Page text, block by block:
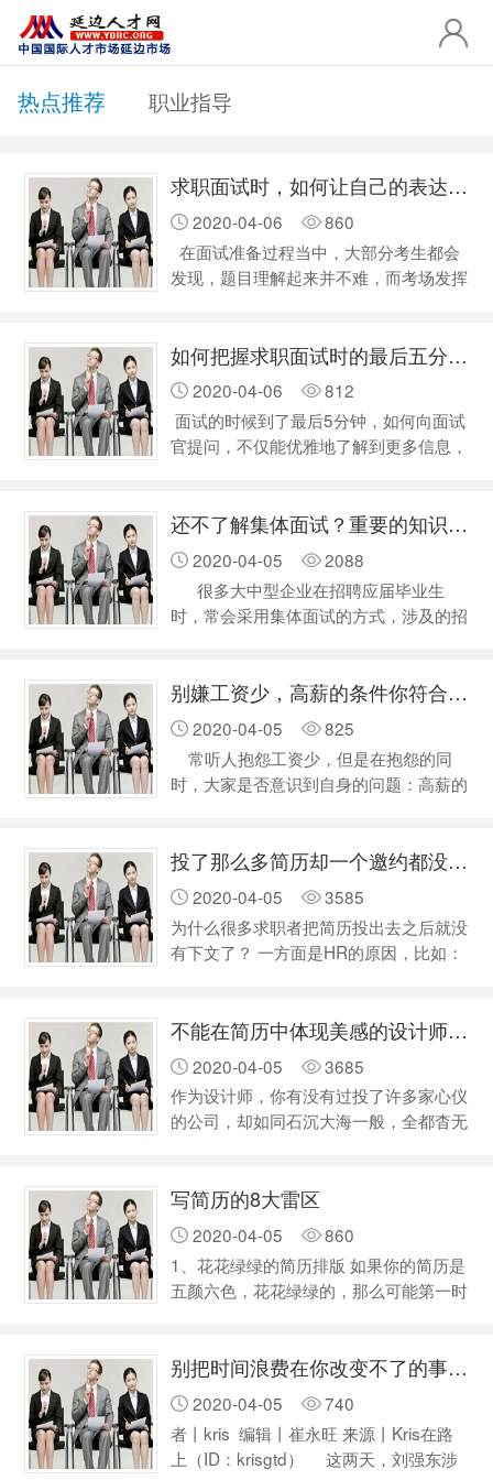
热点推荐 职业指导
求职面试时，如何让自己的表达更加流畅？
2020-04-06
860
在面试准备过程当中，大部分考生都会
发现，题目理解起来并不难，而考场发挥
部分考生都会遇到的语言难题，这同样也
是不同于笔试的地方。而解决这一难题是
顺利通过面试的“敲门砖”，也是“必经之
路”。 面试语言表达能力弱是有多方面
原因的。首先是本身的语言基础就不是很
如何把握求职面试时的最后五分钟？
2020-04-06
812
面试的时候到了最后5分钟，如何向面试
官提问，不仅能优雅地了解到更多信息，
例”，作为反面教材，供大家借鉴和参
考： 1、不要高估自己的能力和水平
小A最后5分钟的提问让面试官啼笑皆
非。小A问道：“最近你们的竞争对手XX
公司出台了一系列推广新产品的市场活
还不了解集体面试？重要的知识点都在这里！
2020-04-05
2088
很多大中型企业在招聘应届毕业生
时，常会采用集体面试的方式，涉及的招
多采取“多对多”的形式，即由一位以上的
面试官，同时出席对多位应聘者的考察。
故事：小李同学参加某著名IT企业
客服岗位面试，就遇上了集体面试。面试
分两个环节：第一环节，自我介绍。自我
别嫌工资少，高薪的条件你符合几个？
2020-04-05
825
常听人抱怨工资少，但是在抱怨的同
时，大家是否意识到自身的问题：高薪的
能力的员工，但对一个忠心耿耿的人，不
会有领导愿意让他走，他会成为单位这个
铁打营盘中最长久的战士，而且是最有发
展前景的员工。 1、 站在老板…
投了那么多简历却一个邀约都没有？是时候反思一下自己了！
2020-04-05
3585
为什么很多求职者把简历投出去之后就没
有下文了？ 一方面是HR的原因，比如：
信息，但是很少看； HR收到了简历，但
是根本没有点开看简历； HR点开了简
历，但是发现这个人的简历和企业需求不
匹配，于是默默pass了； 而另一方面是
求职者自身的原因，比如简历不符合岗位
不能在简历中体现美感的设计师不是好的设计师
2020-04-05
3685
作为设计师，你有没有过投了许多家心仪
的公司，却如同石沉大海一般，全都杳无
天小编就来给大家分享一下设计师求职的
一些技巧。 01 用十秒吸引HR 第一次写
简历的同学，特别容易犯2个错误： 第一
个错误就是“自以为是”，觉得自己哪儿哪
儿都好，把简历硬生生写成了个人档案，
写简历的8大雷区
2020-04-05
860
1、花花绿绿的简历排版 如果你的简历是
五颜六色，花花绿绿的，那么可能第一时
ppt，最忌讳的就是颜色很繁杂，让人看
不下去。 建议：简历要使用统一色调，
设计要简约大气。不会排版就别勉强自己
了，下载别人设计的就好。 2、随意到毫
无形象的照片 在求职中，照片真的不是
别把时间浪费在你改变不了的事情上
2020-04-05
740
者丨kris 编辑丨崔永旺 来源丨Kris在路
上（ID：krisgtd） 这两天，刘强东涉